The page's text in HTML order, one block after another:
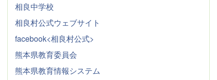
相良中学校
相良村公式ウェブサイト
facebook<相良村公式>
熊本県教育委員会
熊本県教育情報システム